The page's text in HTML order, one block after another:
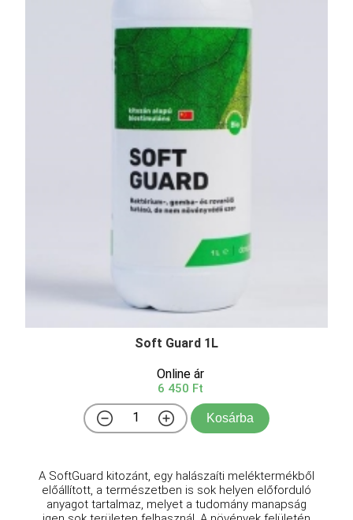
Soft Guard 1L
Online ár
6 450 Ft
Kosárba
A SoftGuard kitozánt, egy halászaíti meléktermékből
előállított, a természetben is sok helyen előforduló
anyagot tartalmaz, melyet a tudomány manapság